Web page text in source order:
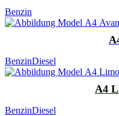
Benzin
BenzinDiesel
A4
BenzinDiesel